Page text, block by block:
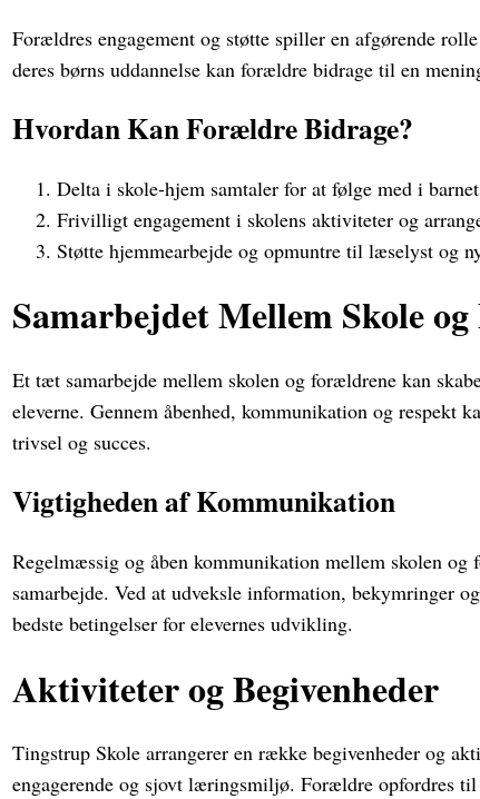
Forældres engagement og støtte spiller en afgørende
deres børns uddannelse kan forældre bidrage til en
Hvordan Kan Forældre Bidrage?
Delta i skole-hjem samtaler for at følge med i
Frivilligt engagement i skolens aktiviteter og
Støtte hjemmearbejde og opmuntre til læselyst og
Samarbejdet Mellem Skole
Et tæt samarbejde mellem skolen og forældrene kan
eleverne. Gennem åbenhed, kommunikation og respekt
trivsel og succes.
Vigtigheden af Kommunikation
Regelmæssig og åben kommunikation mellem skolen
samarbejde. Ved at udveksle information, bekymringer
bedste betingelser for elevernes udvikling.
Aktiviteter og Begivenheder
Tingstrup Skole arrangerer en række begivenheder og
engagerende og sjovt læringsmiljø. Forældre opfordres